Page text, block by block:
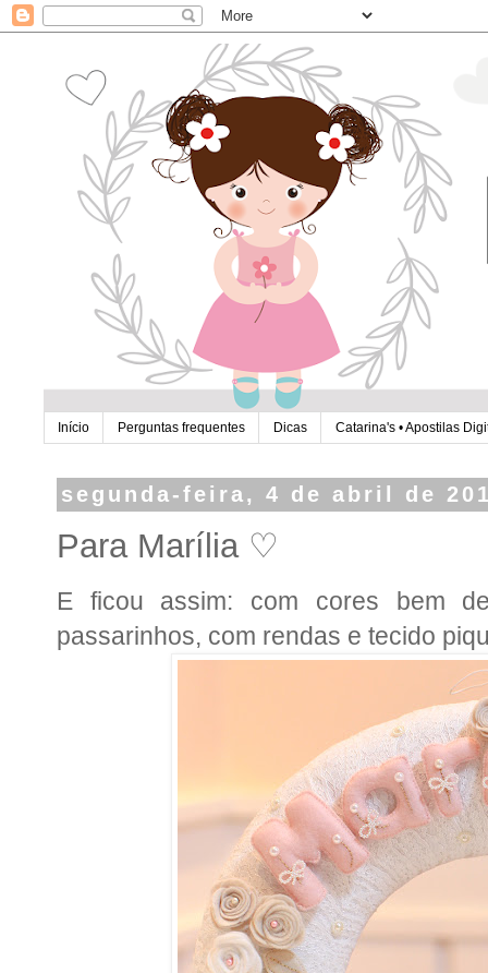
Início Perguntas frequentes Dicas Catarina's • Apostilas
segunda-feira, 4 de abril de
Para Marília ♡
E ficou assim: com cores bem
passarinhos, com rendas e tecido